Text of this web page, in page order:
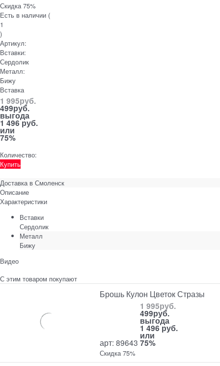
Скидка 75%
Есть в наличии (
1
)
Артикул:
Вставки:
Сердолик
Металл:
Бижу
Вставка
1 995руб.
499руб.
выгода
1 496 руб.
или
75%
Количество:
Купить
Доставка в Смоленск
Описание
Характеристики
Вставки
Сердолик
Металл
Бижу
Видео
С этим товаром покупают
Брошь Кулон Цветок Стразы
арт: 89643
1 995руб.
499руб.
выгода
1 496 руб.
или
75%
Скидка 75%